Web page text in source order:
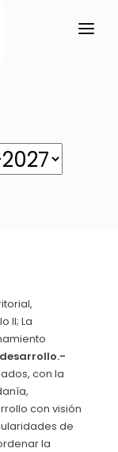
Territorial -
II; La
con la
con visión
de
la